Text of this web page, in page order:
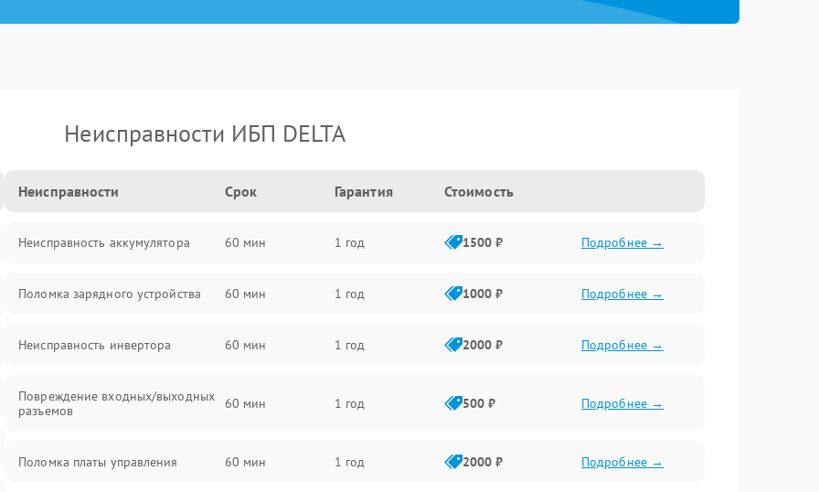
Неисправности ИБП DELTA
Неисправности Срок Гарантия Стоимость
Неисправность аккумулятора 60 мин 1 год 1500 ₽ Подробнее →
Поломка зарядного устройства 60 мин 1 год 1000 ₽ Подробнее →
Неисправность инвертора 60 мин 1 год 2000 ₽ Подробнее →
Повреждение входных/выходных
разъемов
60 мин 1 год 500 ₽ Подробнее →
Поломка платы управления 60 мин 1 год 2000 ₽ Подробнее →